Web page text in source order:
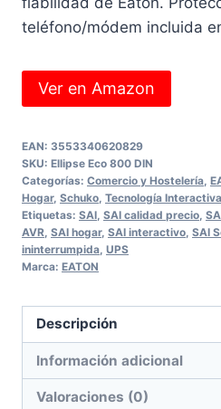
teléfono/módem incluida
Ver en Amazon
EAN: 3553340620829
SKU: Ellipse Eco 800 DIN
Categorías: Comercio y Hostelería
Hogar, Schuko Tecnología Interactiva
Etiquetas: SAI SAI calidad precio
AVR SAI hogar, SAI interactivo SAI
ininterrumpida UPS
Marca: EATON
Descripción
Información adicional
Valoraciones (0)